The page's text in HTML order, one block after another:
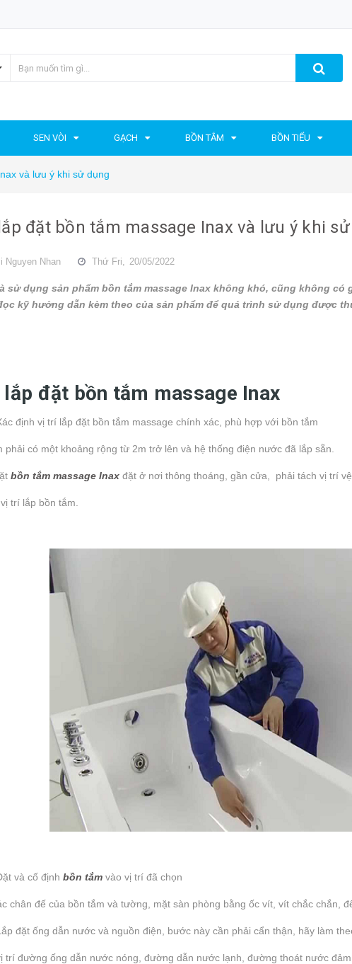
SEN VÒI GẠCH BỒN TẮM BỒN TIỂU
và lưu ý khi sử dụng
đặt bồn tắm massage Inax và lưu ý khi
Nguyen Nhan Thứ Fri, 20/05/2022
sử dụng sản phẩm bồn tắm massage Inax không khó, cũng không
kỹ hướng dẫn kèm theo của sản phẩm để quá trình sử dụng được
lắp đặt bồn tắm massage Inax
định vị trí lắp đặt bồn tắm massage chính xác, phù hợp với bồn tắm
phải có một khoảng rộng từ 2m trở lên và hệ thống điện nước đã lắp sẵn.
bồn tắm massage Inax đặt ở nơi thông thoáng, gần cửa, phải tách vị trí
trí lắp bồn tắm.
và cố định bồn tắm vào vị trí đã chọn
chân đế của bồn tắm và tường, mặt sàn phòng bằng ốc vít, vít chắc chắn,
đặt ống dẫn nước và nguồn điện, bước này cần phải cẩn thận, hãy làm
trí đường ống dẫn nước nóng, đường dẫn nước lạnh, đường thoát nước